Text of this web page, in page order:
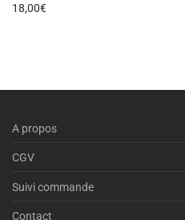
18,00€
A propos
CGV
Suivi commande
Contact